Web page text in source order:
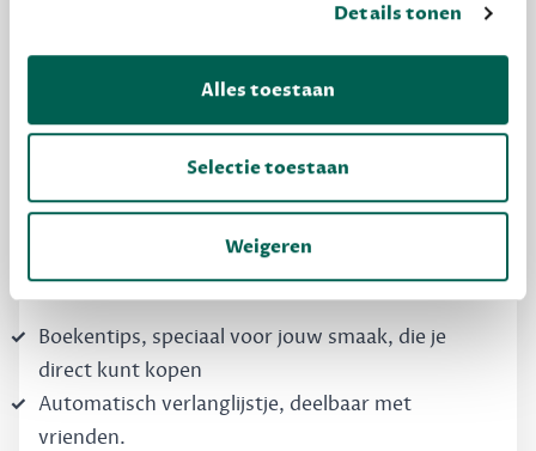
Details tonen
Alles toestaan
Selectie toestaan
Weigeren
MAAK GRATIS KENNIS
Dewey Free
Krijg boekentips, persoonlijk voor jou en je
Schrijf nu gratis in
Boekentips, speciaal voor jouw smaak, die je
direct kunt kopen
Automatisch verlanglijstje, deelbaar met
vrienden.